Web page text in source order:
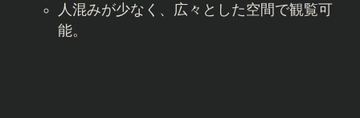
人混みが少なく、広々とした空間で観覧可
能。